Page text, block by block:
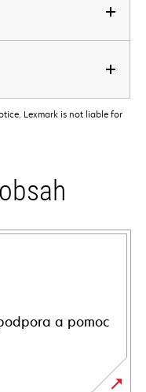
Lexmark is not liable for
a pomoc